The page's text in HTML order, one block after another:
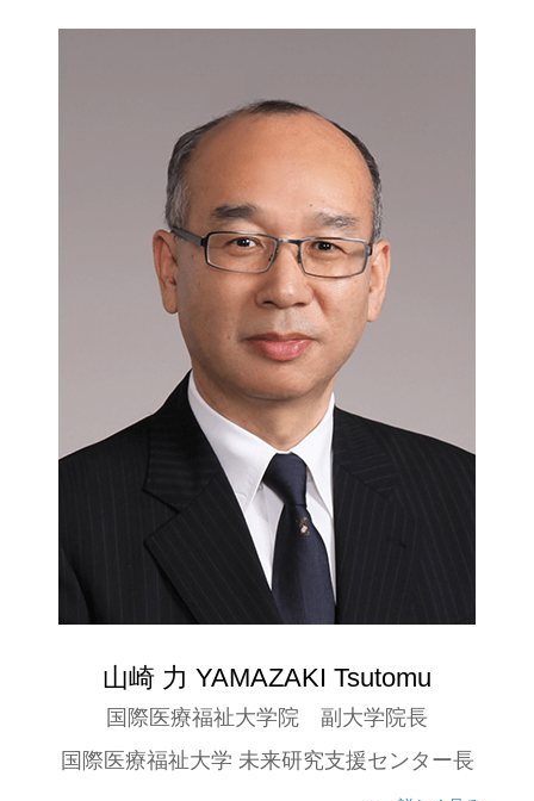
山崎 力 YAMAZAKI Tsutomu
国際医療福祉大学院 副大学院長
国際医療福祉大学 未来研究支援センター長